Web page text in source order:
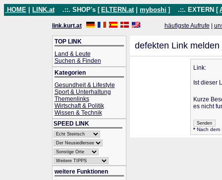
HOME LINK.at .::. SHOP's [ ELTERN.at myboshi ] .::. EXTERN [
link.kurt.at häufigste Aufrufe
TOP LINK
Land & Leute
Suchen & Finden
Kategorien
Gesundheit & Lifestyle
Sport & Unterhaltung
Themenlinks
Wirtschaft & Politik
Wissen & Technik
SPEED LINK
weitere Funktionen
defekten Link melden
Link:
Ist dieser
Kurze
es nicht
*Nach dem